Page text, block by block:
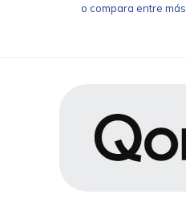
o compara entre